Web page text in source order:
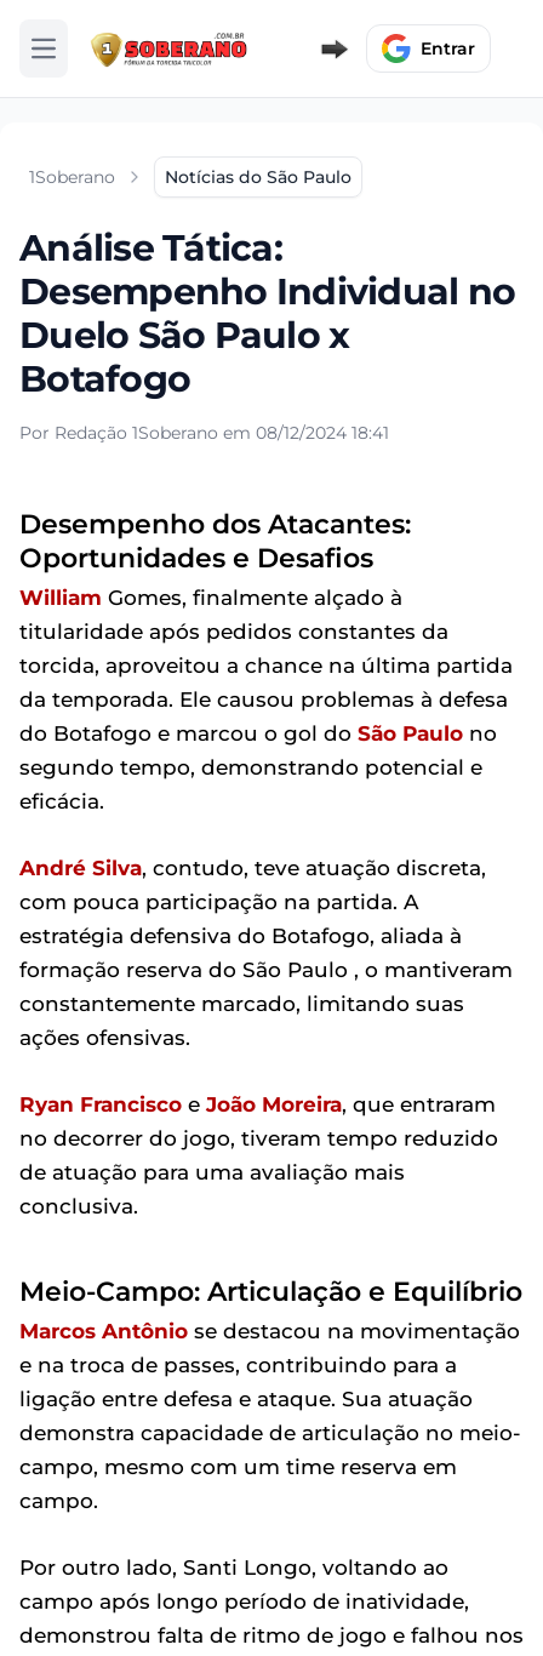
Abrir menu Entrar
1Soberano Notícias do São Paulo
Análise Tática:
Desempenho Individual no
Duelo São Paulo x
Botafogo
Por Redação 1Soberano em 08/12/2024 18:41
Desempenho dos Atacantes:
Oportunidades e Desafios
William Gomes, finalmente alçado à
titularidade após pedidos constantes da
torcida, aproveitou a chance na última partida
da temporada. Ele causou problemas à defesa
do Botafogo e marcou o gol do São Paulo no
segundo tempo, demonstrando potencial e
eficácia.
André Silva, contudo, teve atuação discreta,
com pouca participação na partida. A
estratégia defensiva do Botafogo, aliada à
formação reserva do São Paulo , o mantiveram
constantemente marcado, limitando suas
ações ofensivas.
Ryan Francisco e João Moreira, que entraram
no decorrer do jogo, tiveram tempo reduzido
de atuação para uma avaliação mais
conclusiva.
Meio-Campo: Articulação e Equilíbrio
Marcos Antônio se destacou na movimentação
e na troca de passes, contribuindo para a
ligação entre defesa e ataque. Sua atuação
demonstra capacidade de articulação no meio-
campo, mesmo com um time reserva em
campo.
Por outro lado, Santi Longo, voltando ao
campo após longo período de inatividade,
demonstrou falta de ritmo de jogo e falhou nos